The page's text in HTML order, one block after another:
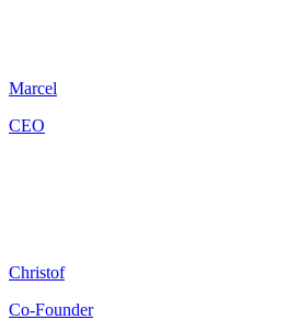
Marcel
CEO
Christof
Co-Founder